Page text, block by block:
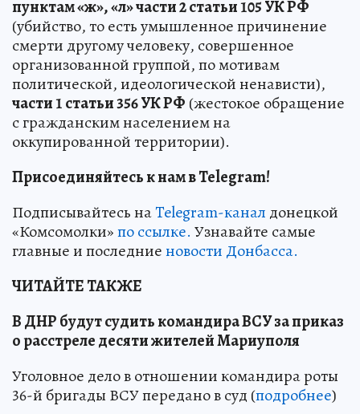
пунктам «ж», «л» части 2 статьи 105 УК РФ
(убийство, то есть умышленное причинение
смерти другому человеку, совершенное
организованной группой, по мотивам
политической, идеологической ненависти),
части 1 статьи 356 УК РФ (жестокое обращение
с гражданским населением на
оккупированной территории).
Присоединяйтесь к нам в Telegram!
Подписывайтесь наTelegram-канал донецкой
«Комсомолки»по ссылке. Узнавайте самые
главные и последниеновости Донбасса.
ЧИТАЙТЕ ТАКЖЕ
В ДНР будут судить командира ВСУ за приказ
о расстреле десяти жителей Мариуполя
Уголовное дело в отношении командира роты
36-й бригады ВСУ передано в суд (подробнее)